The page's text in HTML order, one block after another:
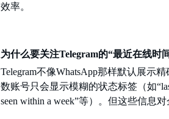
效率。
为什么要关注Telegram的“最近在线时
Telegram不像WhatsApp那样默认展示
数账号只会显示模糊的状态标签（如
seen within a week”等）。但这些信息